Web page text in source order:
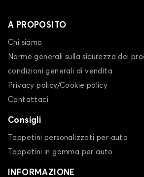
A PROPOSITO
Chi siamo
Norme generali sulla sicurezza dei
condizioni generali di vendita
Privacy policy/Cookie policy
Contattaci
Consigli
Tappetini personalizzati per auto
Tappetini in gomma per auto
INFORMAZIONE